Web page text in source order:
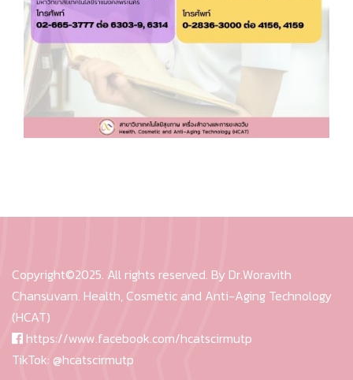
Copyright©2025. All rights reserved. By Dr.Woravith
Chansuvarn. Health, Cosmetic and Anti-Aging Technology
(HCAT)
https://www.facebook.com/hcatscirmutp
TikTok: @hcatscirmutp